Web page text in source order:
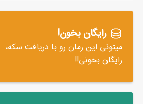
- می‌خوای فرار کنی دختره آشغال؟
آشغال؟ همه چیز شبیه یه علامت سوال
و حتی صدایم هم در نمی‌آمد.
رایگان بخون!
میتونی این رمان رو با دریافت سکه،
رایگان بخونی!!